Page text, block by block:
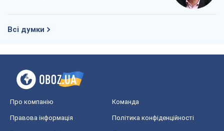
Всі думки
Про компанію Команда
Правова інформація Політика конфіденційності